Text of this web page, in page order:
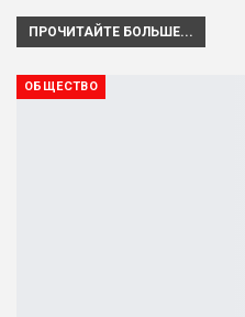
ПРОЧИТАЙТЕ БОЛЬШЕ...
ОБЩЕСТВО